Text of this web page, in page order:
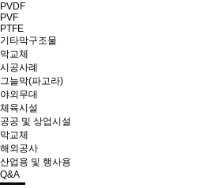
PVDF
PVF
PTFE
기타막구조물
막교체
시공사례
그늘막(파고라)
야외무대
체육시설
공공 및 상업시설
막교체
해외공사
산업용 및 행사용
Q&A